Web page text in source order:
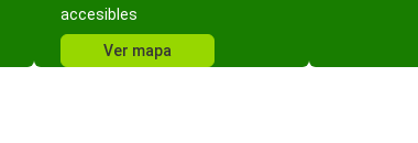
accesibles
Ver mapa